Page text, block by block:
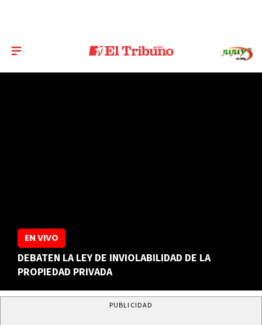
EN VIVO
DEBATEN LA LEY DE INVIOLABILIDAD DE LA
PROPIEDAD PRIVADA
PUBLICIDAD